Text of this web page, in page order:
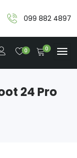
099 882 4897
0 0
24 Pro